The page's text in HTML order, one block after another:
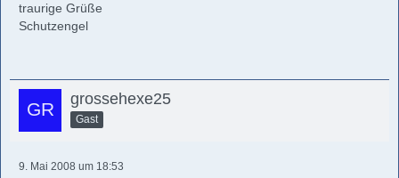
traurige Grüße
Schutzengel
grossehexe25
Gast
9. Mai 2008 um 18:53